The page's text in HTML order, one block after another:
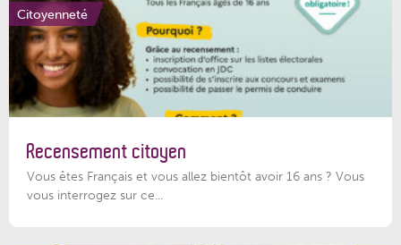
Citoyenneté
Recensement citoyen
Vous êtes Français et vous allez bientôt avoir 16 ans ? Vous
vous interrogez sur ce...